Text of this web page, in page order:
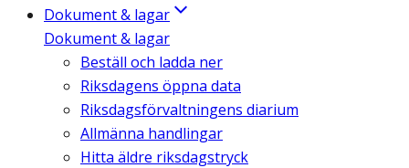
Dokument & lagar
Dokument & lagar
Beställ och ladda ner
Riksdagens öppna data
Riksdagsförvaltningens diarium
Allmänna handlingar
Hitta äldre riksdagstryck